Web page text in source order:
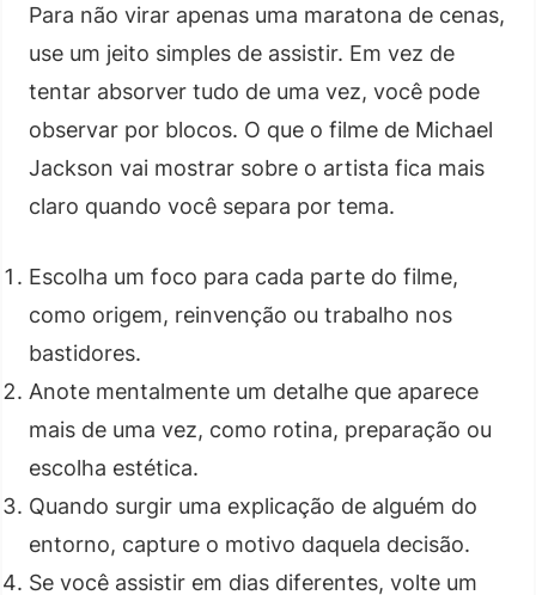
Para não virar apenas uma maratona de cenas,
use um jeito simples de assistir. Em vez de
tentar absorver tudo de uma vez, você pode
observar por blocos. O que o filme de Michael
Jackson vai mostrar sobre o artista fica mais
claro quando você separa por tema.
Escolha um foco para cada parte do filme,
como origem, reinvenção ou trabalho nos
bastidores.
Anote mentalmente um detalhe que aparece
mais de uma vez, como rotina, preparação ou
escolha estética.
Quando surgir uma explicação de alguém do
entorno, capture o motivo daquela decisão.
Se você assistir em dias diferentes, volte um